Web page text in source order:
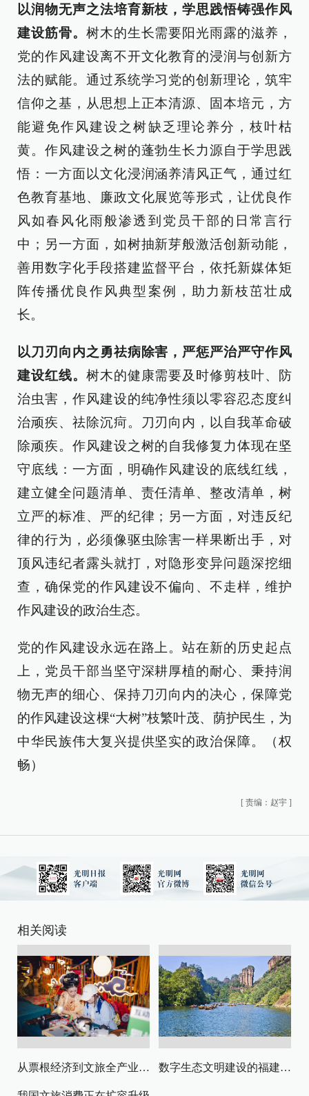
以润物无声之法培育新枝，学思践悟铸强作风
建设筋骨。 树木的生长需要阳光雨露的滋养，
党的作风建设离不开文化教育的浸润与创新方
法的赋能。通过系统学习党的创新理论，筑牢
信仰之基，从思想上正本清源、固本培元，方
能避免作风建设之树缺乏理论养分，枝叶枯
黄。作风建设之树的蓬勃生长力源自于学思践
悟：一方面以文化浸润涵养清风正气，通过红
色教育基地、廉政文化展览等形式，让优良作
风如春风化雨般渗透到党员干部的日常言行
中；另一方面，如树抽新芽般激活创新动能，
善用数字化手段搭建监督平台，依托新媒体矩
阵传播优良作风典型案例，助力新枝茁壮成
长。
以刀刃向内之勇祛病除害，严惩严治严守作风
建设红线。 树木的健康需要及时修剪枝叶、防
治虫害，作风建设的纯净性须以零容忍态度纠
治顽疾、祛除沉疴。刀刃向内，以自我革命破
除顽疾。作风建设之树的自我修复力体现在坚
守底线：一方面，明确作风建设的底线红线，
建立健全问题清单、责任清单、整改清单，树
立严的标准、严的纪律；另一方面，对违反纪
律的行为，必须像驱虫除害一样果断出手，对
顶风违纪者露头就打，对隐形变异问题深挖细
查，确保党的作风建设不偏向、不走样，维护
作风建设的政治生态。
党的作风建设永远在路上。站在新的历史起点
上，党员干部当坚守深耕厚植的耐心、秉持润
物无声的细心、保持刀刃向内的决心，保障党
的作风建设这棵“大树”枝繁叶茂、荫护民生，为
中华民族伟大复兴提供坚实的政治保障。（权
畅）
[ 责编：赵宇 ]
相关阅读
从票根经济到文旅全产业链升级 数字生态文明建设的福建路径与启示